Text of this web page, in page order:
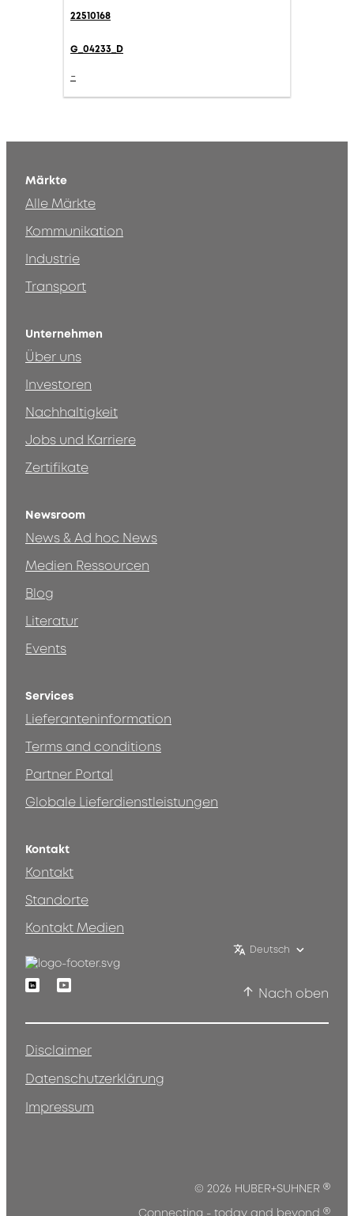
22510168
G_04233_D
-
Märkte
Alle Märkte
Kommunikation
Industrie
Transport
Unternehmen
Über uns
Investoren
Nachhaltigkeit
Jobs und Karriere
Zertifikate
Newsroom
News & Ad hoc News
Medien Ressourcen
Blog
Literatur
Events
Services
Lieferanteninformation
Terms and conditions
Partner Portal
Globale Lieferdienstleistungen
Kontakt
Kontakt
Standorte
Kontakt Medien
Deutsch
LinkedinYoutube
Nach oben
Disclaimer
Datenschutzerklärung
Impressum
© 2026 HUBER+SUHNER ®